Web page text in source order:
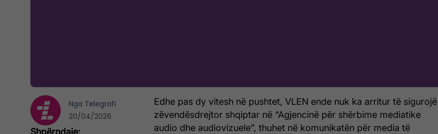
Edhe pas dy vitesh në pushtet, VLEN ende nuk ka arritur të sigurojë
zëvendësdrejtor shqiptar në “Agjencinë për shërbime mediatike
audio dhe audiovizuele”, thuhet në komunikatën për media të
Nga Telegrafi
20/04/2026